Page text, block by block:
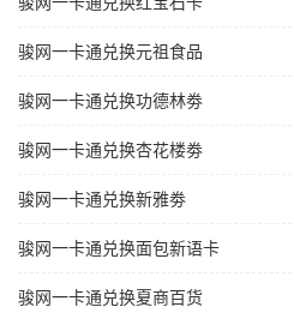
骏网一卡通兑换元祖食品
骏网一卡通兑换功德林劵
骏网一卡通兑换杏花楼劵
骏网一卡通兑换新雅劵
骏网一卡通兑换面包新语卡
骏网一卡通兑换夏商百货